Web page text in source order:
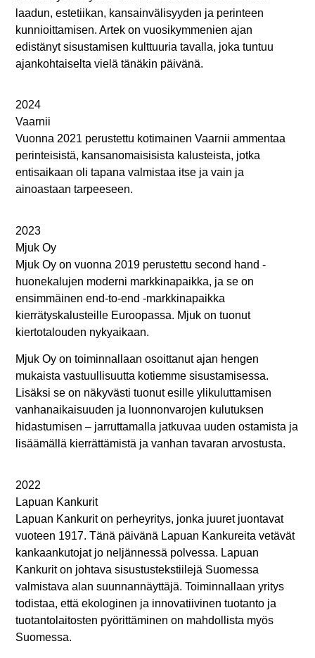
laadun, estetiikan, kansainvälisyyden ja perinteen
kunnioittamisen. Artek on vuosikymmenien ajan
edistänyt sisustamisen kulttuuria tavalla, joka tuntuu
ajankohtaiselta vielä tänäkin päivänä.
2024
Vaarnii
Vuonna 2021 perustettu kotimainen Vaarnii ammentaa
perinteisistä, kansanomaisisista kalusteista, jotka
entisaikaan oli tapana valmistaa itse ja vain ja
ainoastaan tarpeeseen.
2023
Mjuk Oy
Mjuk Oy on vuonna 2019 perustettu second hand -
huonekalujen moderni markkinapaikka, ja se on
ensimmäinen end-to-end -markkinapaikka
kierrätyskalusteille Euroopassa. Mjuk on tuonut
kiertotalouden nykyaikaan.
Mjuk Oy on toiminnallaan osoittanut ajan hengen
mukaista vastuullisuutta kotiemme sisustamisessa.
Lisäksi se on näkyvästi tuonut esille ylikuluttamisen
vanhanaikaisuuden ja luonnonvarojen kulutuksen
hidastumisen – jarruttamalla jatkuvaa uuden ostamista ja
lisäämällä kierrättämistä ja vanhan tavaran arvostusta.
2022
Lapuan Kankurit
Lapuan Kankurit on perheyritys, jonka juuret juontavat
vuoteen 1917. Tänä päivänä Lapuan Kankureita vetävät
kankaankutojat jo neljännessä polvessa. Lapuan
Kankurit on johtava sisustustekstiilejä Suomessa
valmistava alan suunnannäyttäjä. Toiminnallaan yritys
todistaa, että ekologinen ja innovatiivinen tuotanto ja
tuotantolaitosten pyörittäminen on mahdollista myös
Suomessa.